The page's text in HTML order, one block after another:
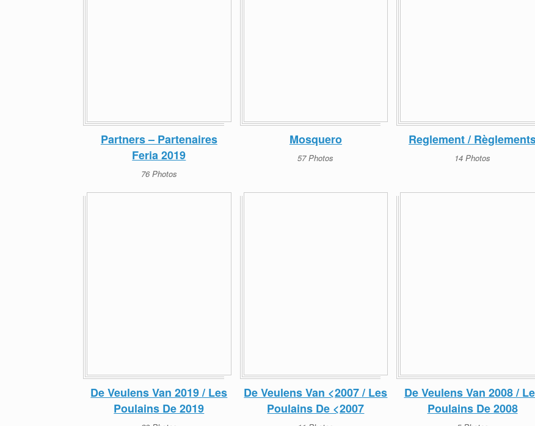
Partners – Partenaires
Feria 2019
76 Photos
Mosquero
57 Photos
Reglement /
14 Photos
De Veulens Van 2019 / Les
Poulains De 2019
De Veulens Van <2007 / Les
Poulains De <2007
De Veulens Van 2008 /
Poulains De 2008